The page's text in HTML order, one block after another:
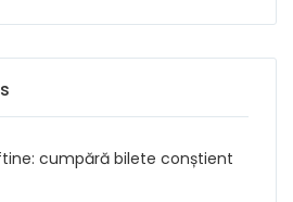
cumpără bilete conștient